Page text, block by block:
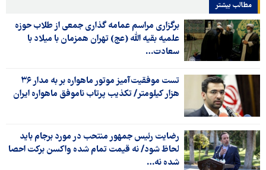
مطالب بیشتر
برگزاری مراسم عمامه گذاری جمعی از طلاب حوزه
علمیه بقیه الله (عج) تهران همزمان با میلاد با
سعادت…
تست موفقیت‌آمیز موتور ماهواره بر به مدار ۳۶
هزار کیلومتر/ تکذیب پرتاب ناموفق ماهواره ایران
رضایت رئیس جمهور منتحب در مورد برجام باید
لحاظ شود/ نه قیمت تمام شده واکسن برکت احصا
شده نه…